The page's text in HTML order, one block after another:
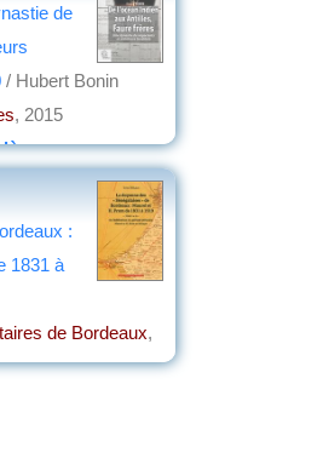
de
/ Hubert Bonin
, 2015
:
1831 à
de Bordeaux,